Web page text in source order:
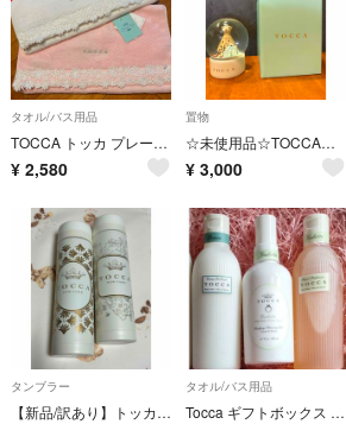
タオル/バス用品
TOCCA トッカ プレーチェ 無撚糸 花柄レースフェイスタオル 2枚セット ②
¥ 2,580
置物
☆未使用品☆TOCCAスノードーム
¥ 3,000
タンブラー
【新品/訳あり】トッカ ステンレスボトル 2本セット
タオル/バス用品
Tocca ギフトボックス （売価：10900円から値引き）